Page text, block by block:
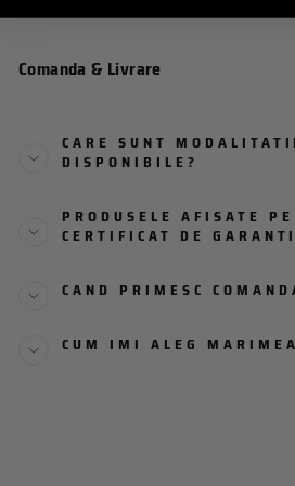
Comanda & Livrare
CARE SUNT
DISPONIBILE?
PRODUSELE AFISATE
CERTIFICAT DE
CAND PRIMESC
CUM IMI ALEG